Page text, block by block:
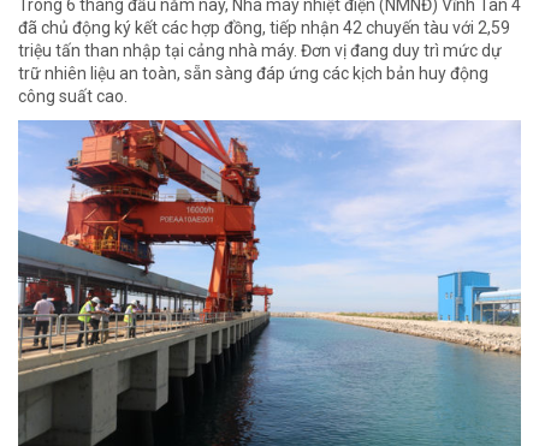
Trong 6 tháng đầu năm nay, Nhà máy nhiệt điện (NMNĐ) Vĩnh Tân 4
đã chủ động ký kết các hợp đồng, tiếp nhận 42 chuyến tàu với 2,59
triệu tấn than nhập tại cảng nhà máy. Đơn vị đang duy trì mức dự
trữ nhiên liệu an toàn, sẵn sàng đáp ứng các kịch bản huy động
công suất cao.